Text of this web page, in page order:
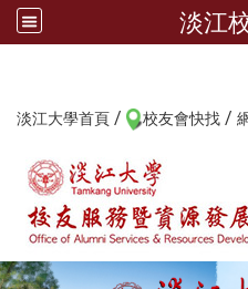
淡江
淡江大學首頁 / 校友會快找 /